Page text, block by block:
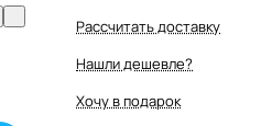
Рассчитать доставку
Нашли дешевле?
Хочу в подарок